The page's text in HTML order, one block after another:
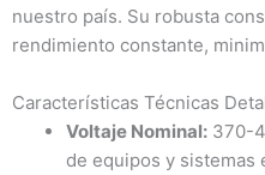
nuestro país. Su robusta
rendimiento constante,
Características Técnicas
Voltaje Nominal: 370-
de equipos y sistemas